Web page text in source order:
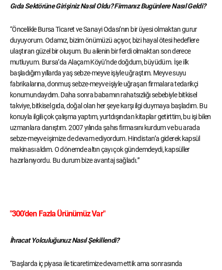
Gıda Sektörüne Girişiniz Nasıl Oldu?Firmanız Bugünlere Nasıl Geldi?
“Öncelikle Bursa Ticaret ve Sanayi Odası’nın bir üyesi olmaktan gurur
duyuyorum. Odamız, bizim önümüzü açıyor, bizi hayal ötesi hedeflere
ulaştıran güzel bir oluşum. Bu ailenin bir ferdi olmaktan son derece
mutluyum. Bursa’da Alaçam Köyü’nde doğdum, büyüdüm. İşe ilk
başladığım yıllarda yaş sebze-meyve işiyle uğraştım. Meyve suyu
fabrikalarına, donmuş sebze-meyve işiyle uğraşan firmalara tedarikçi
konumundaydım. Daha sonra babamın rahatsızlığı sebebiyle bitkisel
takviye, bitkisel gıda, doğal olan her şeye karşı ilgi duymaya başladım. Bu
konuyla ilgili çok çalışma yaptım, yurtdışından kitaplar getirttim, bu işi bilen
uzmanlara danıştım. 2007 yılında şahıs firmasını kurdum ve bu arada
sebze-meyve işimize de devam ediyordum. Hindistan’a giderek kapsül
makinası aldım. O dönemde altın çayı çok gündemdeydi, kapsüller
hazırlanıyordu. Bu durum bize avantaj sağladı.”
"300’den Fazla Ürünümüz Var"
İhracat Yolculuğunuz Nasıl Şekillendi?
“Başlarda iç piyasa ile ticaretimize devam ettik ama sonrasında